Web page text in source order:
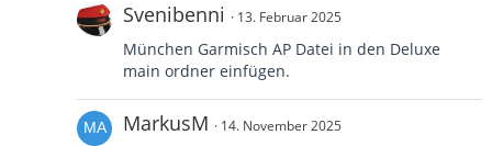
Svenibenni 13. Februar 2025
München Garmisch AP Datei in den Deluxe
main ordner einfügen.
MarkusM 14. November 2025